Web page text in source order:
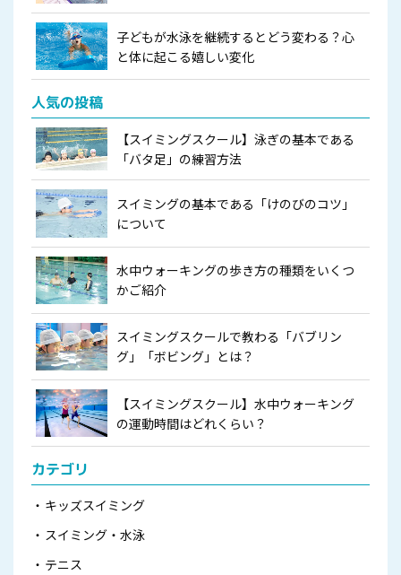
子どもが水泳を継続するとどう変わる？心
と体に起こる嬉しい変化
人気の投稿
【スイミングスクール】泳ぎの基本である
「バタ足」の練習方法
スイミングの基本である「けのびのコツ」
について
水中ウォーキングの歩き方の種類をいくつ
かご紹介
スイミングスクールで教わる「バブリン
グ」「ボビング」とは？
【スイミングスクール】水中ウォーキング
の運動時間はどれくらい？
カテゴリ
キッズスイミング
スイミング・水泳
テニス